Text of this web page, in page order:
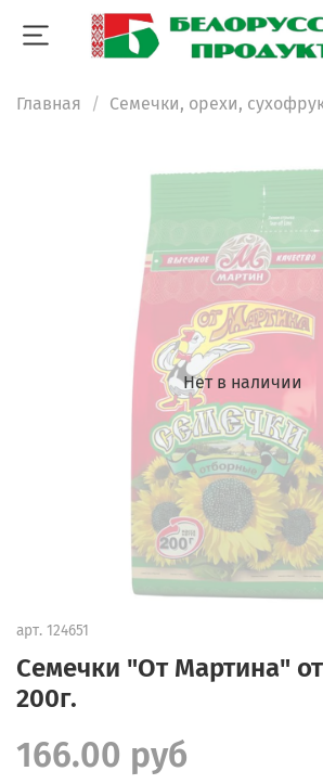
Главная Семечки, орехи,
Нет в наличии
арт. 124651
Семечки "От Мартина"
200г.
166.00 руб